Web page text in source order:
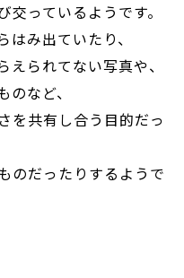
っているようです。
はみ出ていたり、
られてない写真や、
など、
を共有し合う目的だっ
のだったりするようで